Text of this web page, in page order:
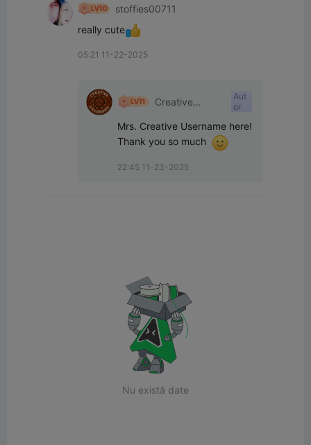
stoffies00711
really cute
05:21 11-22-2025
Creative
Aut
or
Mrs. Creative Username here!
Thank you so much
22:45 11-23-2025
Nu există date